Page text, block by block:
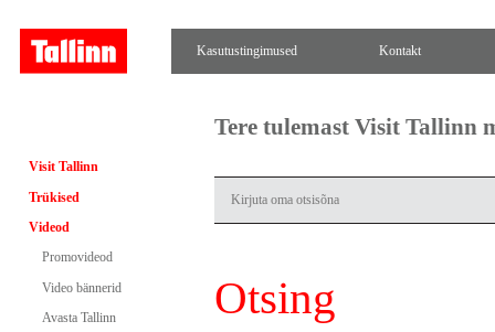
Kasutustingimused Kontakt
Visit Tallinn
Trükised
Videod
Promovideod
Video bännerid
Avasta Tallinn
Tere tulemast Visit Tallinn
Otsing